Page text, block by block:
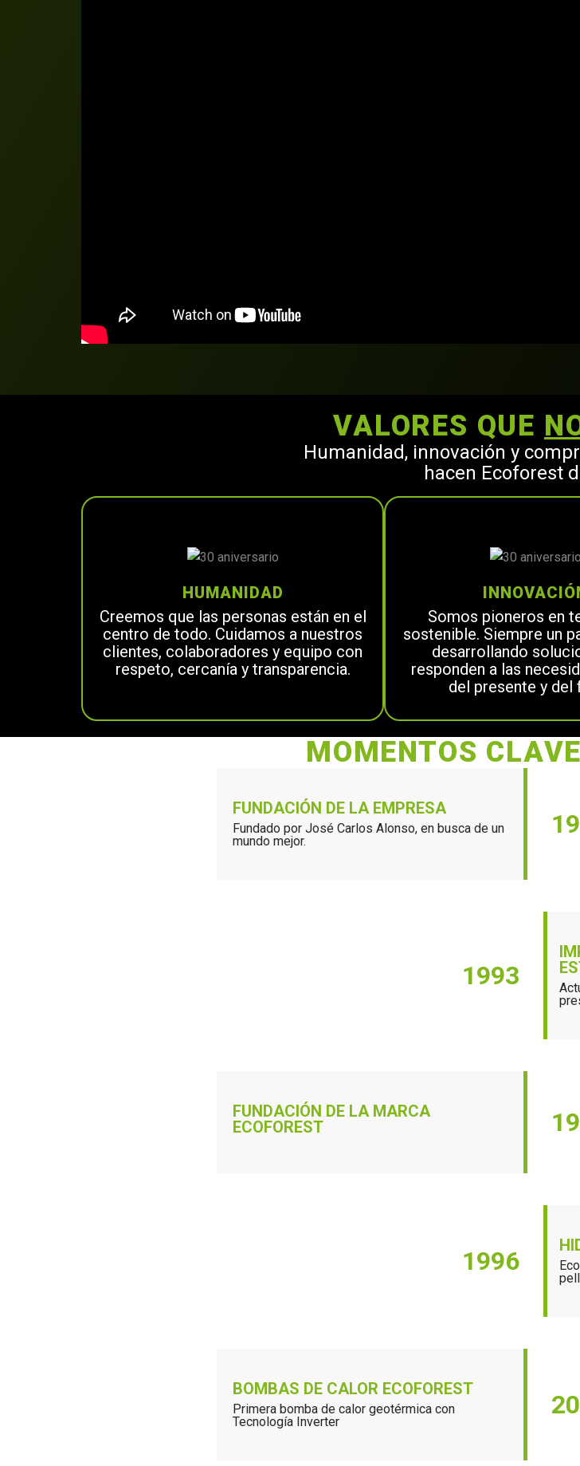
VALORES QUE
Humanidad, innovación y
hacen Ecoforest
HUMANIDAD
Creemos que las personas están en el
centro de todo. Cuidamos a nuestros
clientes, colaboradores y equipo con
respeto, cercanía y transparencia.
Somos pioneros en
sostenible. Siempre un
desarrollando
responden a las
del presente y del
MOMENTOS
FUNDACIÓN DE LA EMPRESA
Fundado por José Carlos Alonso, en busca de un
mundo mejor.
1993
FUNDACIÓN DE LA MARCA
ECOFOREST
1996
BOMBAS DE CALOR ECOFOREST
Primera bomba de calor geotérmica con
Tecnología Inverter